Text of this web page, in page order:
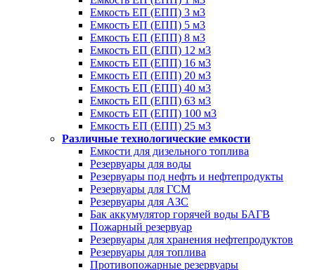
Емкость ЕП (ЕПП) 3 м3
Емкость ЕП (ЕПП) 5 м3
Емкость ЕП (ЕПП) 8 м3
Емкость ЕП (ЕПП) 12 м3
Емкость ЕП (ЕПП) 16 м3
Емкость ЕП (ЕПП) 20 м3
Емкость ЕП (ЕПП) 40 м3
Емкость ЕП (ЕПП) 63 м3
Емкость ЕП (ЕПП) 100 м3
Емкость ЕП (ЕПП) 25 м3
Различные технологические емкости
Емкости для дизельного топлива
Резервуары для воды
Резервуары под нефть и нефтепродукты
Резервуары для ГСМ
Резервуары для АЗС
Бак аккумулятор горячей воды БАГВ
Пожарный резервуар
Резервуары для хранения нефтепродуктов
Резервуары для топлива
Противопожарные резервуары